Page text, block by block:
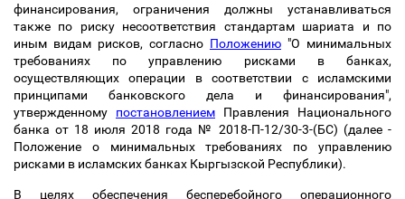
финансирования, ограничения должны устанавливаться
также по риску несоответствия стандартам шариата и по
иным видам рисков, согласно Положению "О минимальных
требованиях по управлению рисками в банках,
осуществляющих операции в соответствии с исламскими
принципами банковского дела и финансирования",
утвержденному постановлением Правления Национального
банка от 18 июля 2018 года № 2018-П-12/30-3-(БС) (далее -
Положение о минимальных требованиях по управлению
рисками в исламских банках Кыргызской Республики).
В целях обеспечения бесперебойного операционного